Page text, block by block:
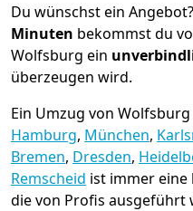
Du wünschst ein
Minuten bekommst du
Wolfsburg ein
überzeugen wird.
Ein Umzug von
Hamburg, München,
Bremen, Dresden,
Remscheid ist immer
die von Profis ausgeführt